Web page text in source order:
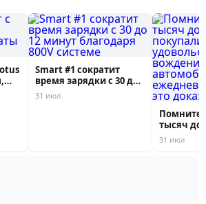
Smart #1 сократит
время зарядки с 30 до
12 минут б...
31 июл
Помните,
тысяч
31 июл